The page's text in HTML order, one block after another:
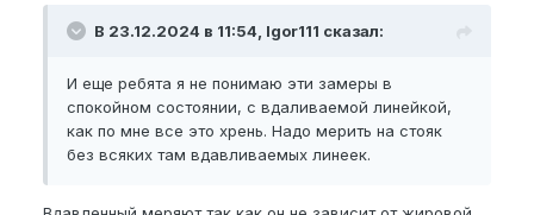
В 23.12.2024 в 11:54, Igor111 сказал:
И еще ребята я не понимаю эти замеры в
спокойном состоянии, с вдаливаемой линейкой,
как по мне все это хрень. Надо мерить на стояк
без всяких там вдавливаемых линеек.